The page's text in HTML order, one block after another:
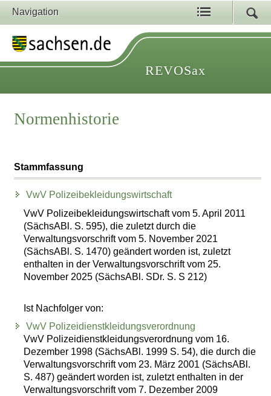
Navigation
REVOSax
Normenhistorie
Stammfassung
VwV Polizeibekleidungswirtschaft
VwV Polizeibekleidungswirtschaft vom 5. April 2011
(SächsABl. S. 595), die zuletzt durch die
Verwaltungsvorschrift vom 5. November 2021
(SächsABl. S. 1470) geändert worden ist, zuletzt
enthalten in der Verwaltungsvorschrift vom 25.
November 2025 (SächsABl. SDr. S. S 212)
Ist Nachfolger von:
VwV Polizeidienstkleidungsverordnung
VwV Polizeidienstkleidungsverordnung vom 16.
Dezember 1998 (SächsABl. 1999 S. 54), die durch die
Verwaltungsvorschrift vom 23. März 2001 (SächsABl.
S. 487) geändert worden ist, zuletzt enthalten in der
Verwaltungsvorschrift vom 7. Dezember 2009